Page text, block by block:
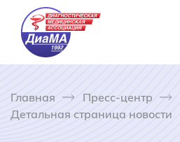
Главная Пресс-центр
Детальная страница новости